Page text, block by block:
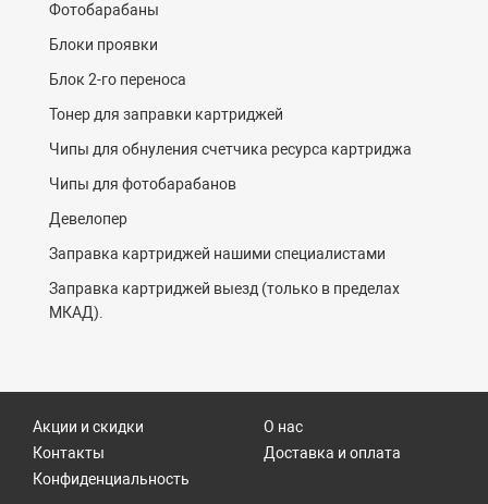
Фотобарабаны
Блоки проявки
Блок 2-го переноса
Тонер для заправки картриджей
Чипы для обнуления счетчика ресурса картриджа
Чипы для фотобарабанов
Девелопер
Заправка картриджей нашими специалистами
Заправка картриджей выезд (только в пределах
МКАД).
Акции и скидки
Контакты
О нас
Доставка и оплата
Конфиденциальность